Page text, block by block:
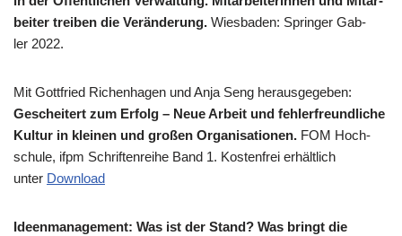
bei­ter trei­ben die Ver­än­de­rung. Wies­ba­den: Sprin­ger Gab­
ler 2022.
Mit Gott­fried Richen­ha­gen und Anja Seng her­aus­ge­ge­ben:
Geschei­tert zum Erfolg – Neue Arbeit und feh­ler­freund­li­che
Kul­tur in klei­nen und gro­ßen Orga­ni­sa­tio­nen. FOM Hoch­
schu­le, ifpm Schrif­ten­rei­he Band 1. Kosten­frei erhält­lich
unter Down­load
Ideen­ma­nage­ment: Was ist der Stand? Was bringt die